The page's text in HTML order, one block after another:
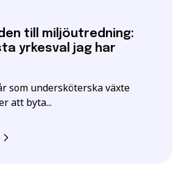
till miljöutredning:
yrkesval jag har
som undersköterska växte
att byta...